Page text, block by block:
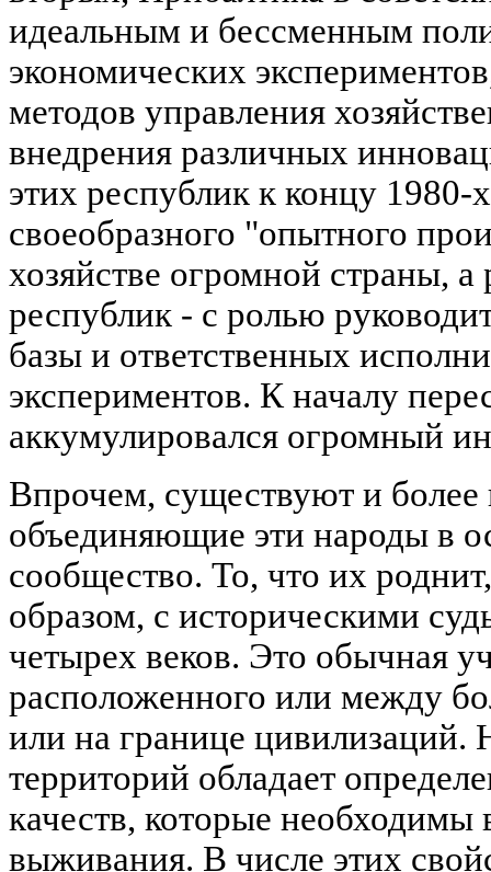
идеальным и бессменным
экономических
методов управления
внедрения различных
этих республик к концу 1980-
своеобразного "опытного
хозяйстве огромной страны, а
республик - с ролью
базы и ответственных
экспериментов. К началу
аккумулировался огромный
Впрочем, существуют и более
объединяющие эти народы в
сообщество. То, что их
образом, с историческими
четырех веков. Это обычная
расположенного или между
или на границе цивилизаций.
территорий обладает
качеств, которые необходимы
выживания. В числе этих